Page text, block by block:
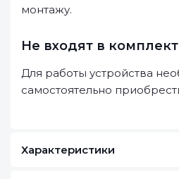
монтажу.
Не входят в
Для работы устройства
самостоятельно
Характеристики